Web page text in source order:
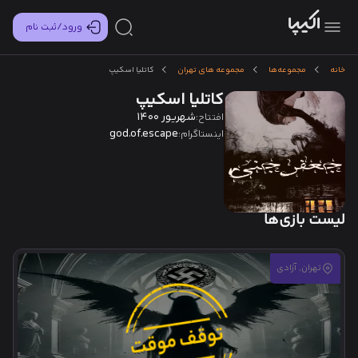
ورود/ثبت نام
خانه مجموعه‌ها مجموعه های تهران کاتلیا اسکیپ
کاتلیا اسکیپ
افتتاح:شهریور 1400
اینستاگرام:god.of.escape
لیست بازی‌ها
تهران, آزادی